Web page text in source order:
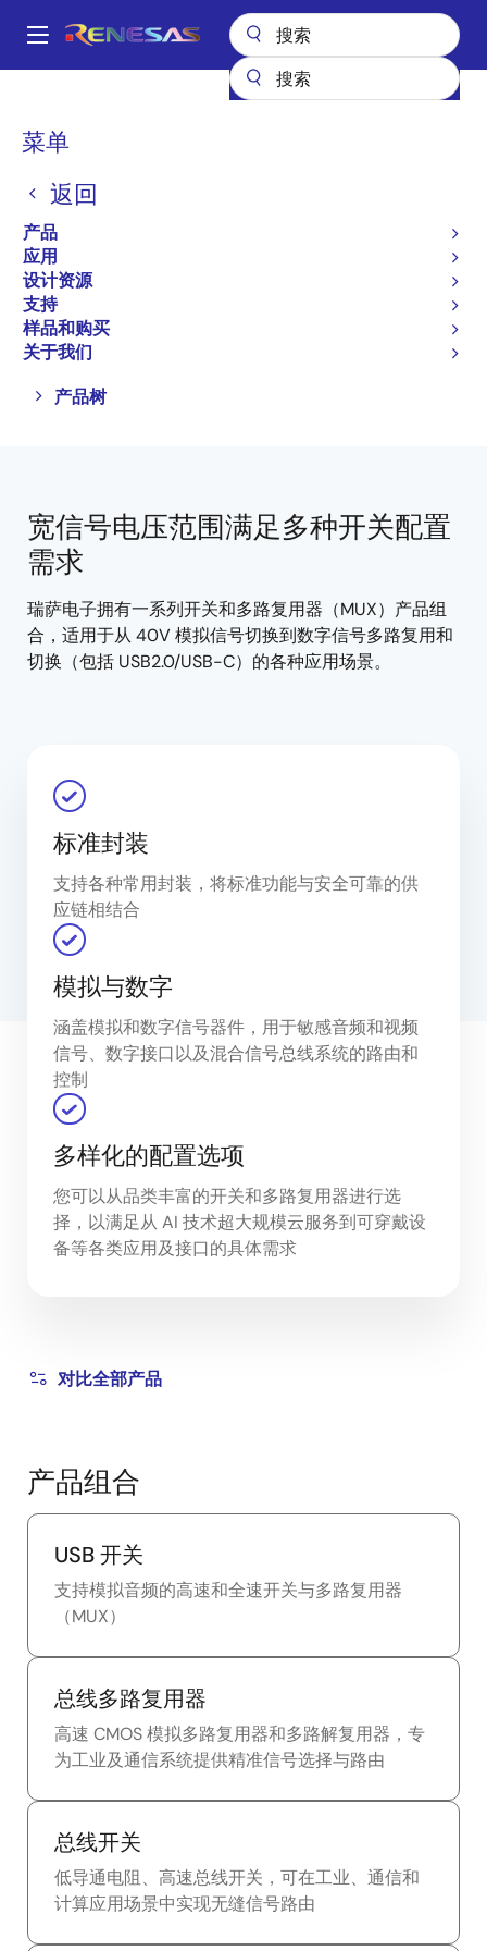
到
Main
菜单
返回
产品
应用
设计资源
支持
样品和购买
关于我们
面
屑
开关和多路复用器
跳转至页面部分：
产品树
Close
Open
宽信号电压范围满足多种开关配置
需求
瑞萨电子拥有一系列开关和多路复用器（MUX）产品组
合，适用于从 40V 模拟信号切换到数字信号多路复用和
切换（包括 USB2.0/USB-C）的各种应用场景。
标准封装
支持各种常用封装，将标准功能与安全可靠的供
应链相结合
模拟与数字
涵盖模拟和数字信号器件，用于敏感音频和视频
信号、数字接口以及混合信号总线系统的路由和
控制
多样化的配置选项
您可以从品类丰富的开关和多路复用器进行选
择，以满足从 AI ‌技术超大规模云服务到可穿戴设
备等各类应用及接口的具体需求
对比全部产品
产品组合
USB 开关
支持模拟音频的高速和全速开关与多路复用器
（MUX）
总线多路复用器
高速 CMOS 模拟多路复用器和多路解复用器，专
为工业及通信系统提供精准信号选择与路由
总线开关
低导通电阻、高速总线开关，可在工业、通信和
计算应用场景中实现无缝信号路由